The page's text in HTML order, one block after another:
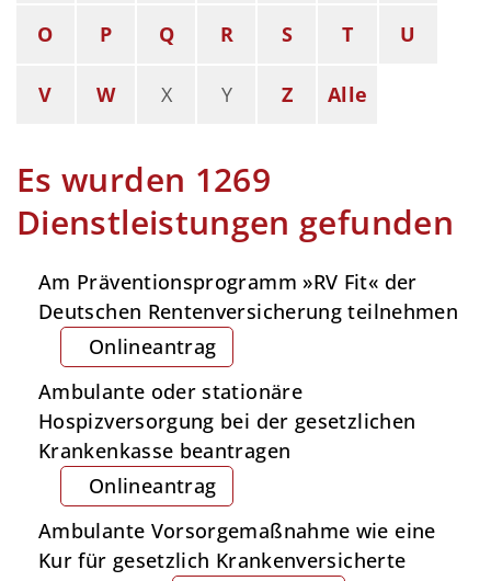
O P Q R S T U
V W X Y Z Alle
Es wurden 1269
Dienstleistungen gefunden
Am Präventionsprogramm »RV Fit« der
Deutschen Rentenversicherung teilnehmen
Onlineantrag
Ambulante oder stationäre
Hospizversorgung bei der gesetzlichen
Krankenkasse beantragen
Onlineantrag
Ambulante Vorsorgemaßnahme wie eine
Kur für gesetzlich Krankenversicherte